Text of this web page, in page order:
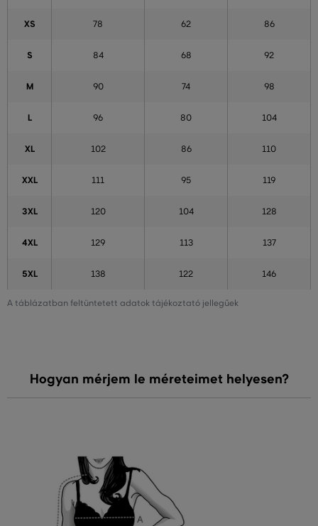
A táblázatban feltüntetett adatok tájékoztató jellegűek
XS 78 62 86
S 84 68 92
M 90 74 98
L 96 80 104
XL 102 86 110
XXL 111 95 119
3XL 120 104 128
4XL 129 113 137
5XL 138 122 146
Hogyan mérjem le méreteimet helyesen?